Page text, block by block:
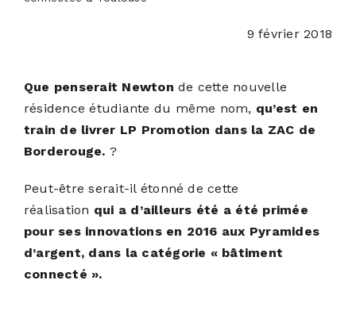
9 février 2018
Que penserait Newton de cette nouvelle
résidence étudiante du même nom, qu’est en
train de livrer LP Promotion dans la ZAC de
Borderouge. ?
Peut-être serait-il étonné de cette
réalisation qui a d’ailleurs été a été primée
pour ses innovations en 2016 aux Pyramides
d’argent, dans la catégorie « bâtiment
connecté ».
S’ABONNER